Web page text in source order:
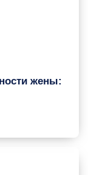
жены: